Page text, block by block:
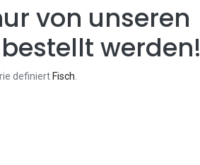
von unseren
werden!
definiert Fisch.